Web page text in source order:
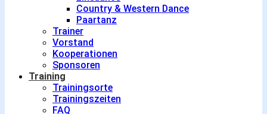
Country & Western Dance
Paartanz
Trainer
Vorstand
Kooperationen
Sponsoren
Training
Trainingsorte
Trainingszeiten
FAQ